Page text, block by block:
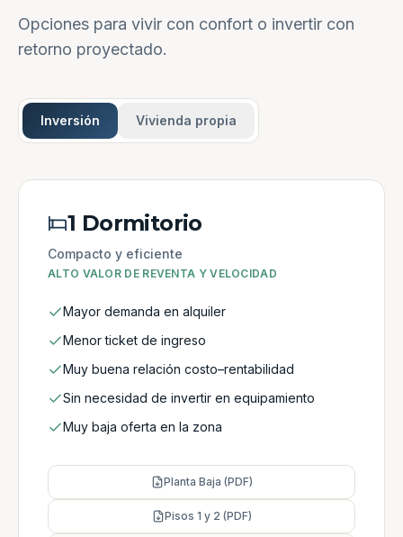
Opciones para vivir con confort o invertir con
retorno proyectado.
Inversión Vivienda propia
1 Dormitorio
Compacto y eficiente
ALTO VALOR DE REVENTA Y VELOCIDAD
Mayor demanda en alquiler
Menor ticket de ingreso
Muy buena relación costo–rentabilidad
Sin necesidad de invertir en equipamiento
Muy baja oferta en la zona
Planta Baja (PDF)
Pisos 1 y 2 (PDF)